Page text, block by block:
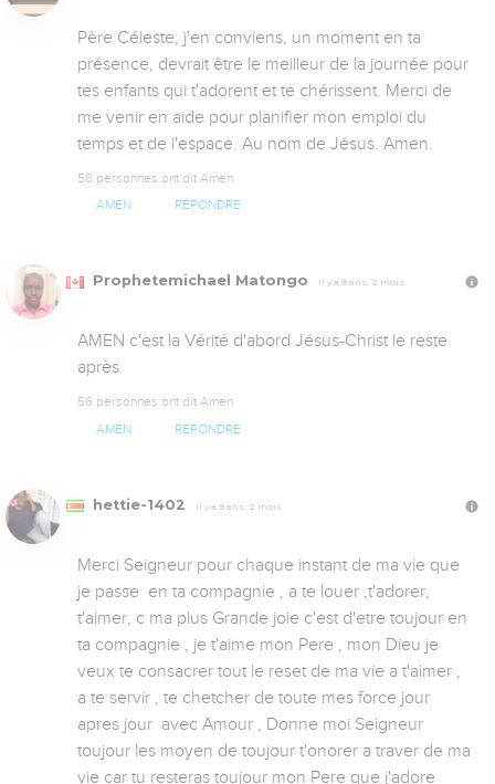
Père Céleste, j'en conviens, un moment en ta
présence, devrait être le meilleur de la journée pour
tes enfants qui t'adorent et te chérissent. Merci de
me venir en aide pour planifier mon emploi du
temps et de l'espace. Au nom de Jésus. Amen.
58 personnes ont dit Amen
AMEN RÉPONDRE
Prophetemichael Matongo Il y a 9 ans, 2 mois
AMEN c'est la Vérité d'abord Jésus-Christ le reste
après
56 personnes ont dit Amen
AMEN RÉPONDRE
hettie-1402 Il y a 9 ans, 2 mois
Merci Seigneur pour chaque instant de ma vie que
je passe  en ta compagnie , a te louer ,t'adorer,
t'aimer, c ma plus Grande joie c'est d'etre toujour en
ta compagnie , je t'aime mon Pere , mon Dieu je
veux te consacrer tout le reset de ma vie a t'aimer ,
a te servir , te chetcher de toute mes force jour
apres jour  avec Amour , Donne moi Seigneur
toujour les moyen de toujour t'onorer a traver de ma
vie car tu resteras toujour mon Pere que j'adore